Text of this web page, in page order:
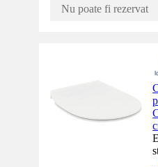
Nu poate fi rezervat